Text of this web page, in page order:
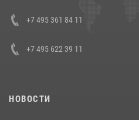
+7 495 361 84 11
+7 495 622 39 11
НОВОСТИ